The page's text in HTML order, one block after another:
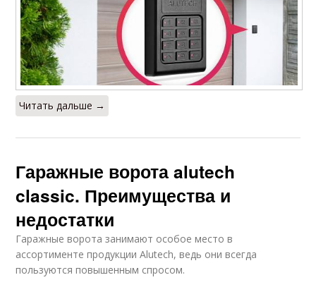
Читать дальше →
Гаражные ворота alutech
classic. Преимущества и
недостатки
Гаражные ворота занимают особое место в
ассортименте продукции Alutech, ведь они всегда
пользуются повышенным спросом.